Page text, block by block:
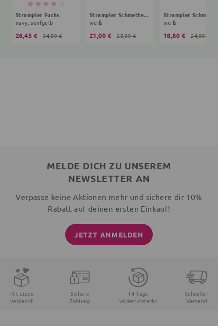
Strampler Fuchs
navy, senfgelb
26,45 € 34,99 €
Strampler Schmetterling
weiß
21,00 € 27,99 €
weiß
18,80 € 24,99 €
MELDE DICH ZU UNSEREM
NEWSLETTER AN
Verpasse keine Aktionen mehr und sichere dir 10%
Rabatt auf deinen ersten Einkauf!
JETZT ANMELDEN
Mit Liebe
verpackt
Sichere
Zahlung
14 Tage
Widerrufsrecht
Schneller
Versand